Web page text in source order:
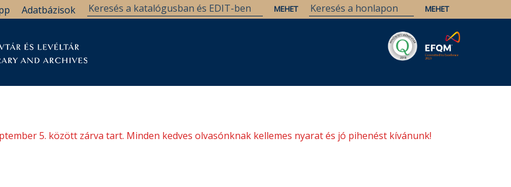
Adatbázisok
5. között zárva tart. Minden kedves olvasónknak kellemes nyarat és jó pihenést kívánunk!